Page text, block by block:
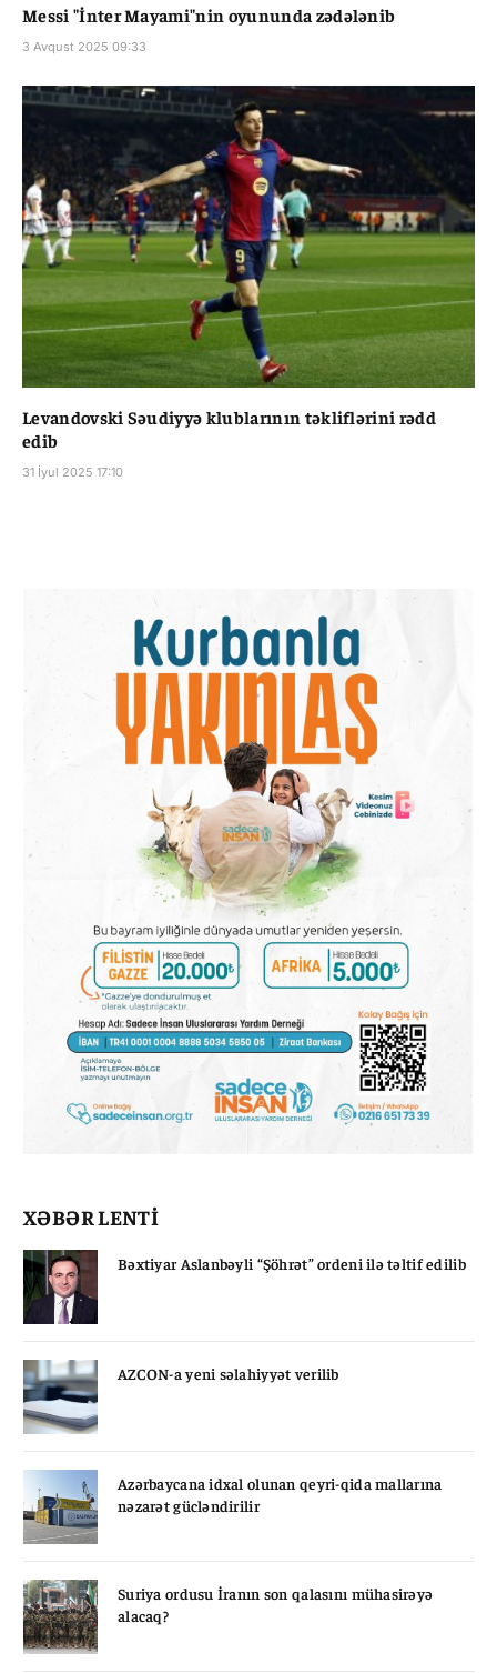
Messi "İnter Mayami"nin oyununda zədələnib
3 Avqust 2025 09:33
Levandovski Səudiyyə klublarının təkliflərini rədd
edib
31 İyul 2025 17:10
XƏBƏR LENTİ
Bəxtiyar Aslanbəyli “Şöhrət” ordeni ilə təltif edilib
AZCON-a yeni səlahiyyət verilib
Azərbaycana idxal olunan qeyri-qida mallarına
nəzarət gücləndirilir
Suriya ordusu İranın son qalasını mühasirəyə
alacaq?